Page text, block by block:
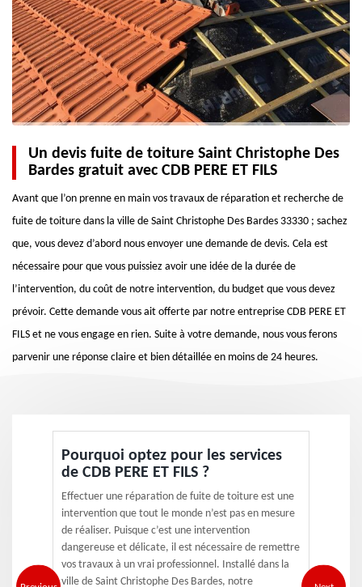
Un devis fuite de toiture Saint Christophe Des
Bardes gratuit avec CDB PERE ET FILS
Avant que l’on prenne en main vos travaux de réparation et recherche de
fuite de toiture dans la ville de Saint Christophe Des Bardes 33330 ; sachez
que, vous devez d’abord nous envoyer une demande de devis. Cela est
nécessaire pour que vous puissiez avoir une idée de la durée de
l’intervention, du coût de notre intervention, du budget que vous devez
prévoir. Cette demande vous ait offerte par notre entreprise CDB PERE ET
FILS et ne vous engage en rien. Suite à votre demande, nous vous ferons
parvenir une réponse claire et bien détaillée en moins de 24 heures.
Pourquoi optez pour les services
de CDB PERE ET FILS ?
Effectuer une réparation de fuite de toiture est une
intervention que tout le monde n’est pas en mesure
de réaliser. Puisque c’est une intervention
dangereuse et délicate, il est nécessaire de remettre
vos travaux à un vrai professionnel. Installé dans la
ville de Saint Christophe Des Bardes, notre